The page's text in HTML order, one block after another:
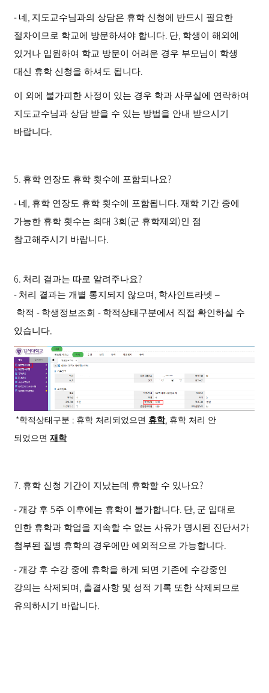
- 네 , 지도교수님과의 상담은 휴학 신청에 반드시 필요한
절차이므로 학교에 방문하셔야 합니다. 단, 학생이 해외에
있거나 입원하여 학교 방문이 어려운 경우 부모님이 학생
대신 휴학 신청을 하셔도 됩니다.
이 외에 불가피한 사정이 있는 경우 학과 사무실에 연락하여
지도교수님과 상담 받을 수 있는 방법을 안내 받으시기
바랍니다.
5. 휴학 연장도 휴학 횟수에 포함되나요?
- 네 , 휴학 연장도 휴학 횟수에 포함됩니다.재학 기간 중에
가능한 휴학 횟수는 최대3회 (군 휴학제외 )인 점
참고해주시기 바랍니다.
6. 처리 결과는 따로 알려주나요?
- 처리 결과는 개별 통지되지 않으며 , 학사인트라넷–
학적- 학생정보조회- 학적상태구분에서 직접 확인하실 수
있습니다.
*학적상태구분 : 휴학 처리되었으면 휴학, 휴학 처리 안
되었으면재학
7. 휴학 신청 기간이 지났는데 휴학할 수 있나요?
- 개강 후 5주 이후에는 휴학이 불가합니다. 단, 군 입대로
인한 휴학과 학업을 지속할 수 없는 사유가 명시된 진단서가
첨부된 질병 휴학의 경우에만 예외적으로 가능합니다.
- 개강 후 수강 중에 휴학을 하게 되면 기존에 수강중인
강의는 삭제되며, 출결사항 및 성적 기록 또한 삭제되므로
유의하시기 바랍니다.